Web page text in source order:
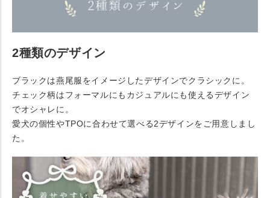
2種類のデザイン
ブラックは燕尾服をイメージしたデザインでクラシックに。
チェック柄はフォーマルにもカジュアルにも使えるデザイン
でオシャレに。
愛犬の個性やTPOに合わせて選べる2デザインをご用意しまし
た。